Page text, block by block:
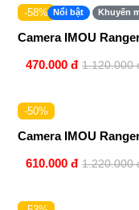
Nổi bật Khuyến
-58%
Camera IMOU
470.000 đ 1.120.000
-50%
Camera IMOU
610.000 đ 1.220.000